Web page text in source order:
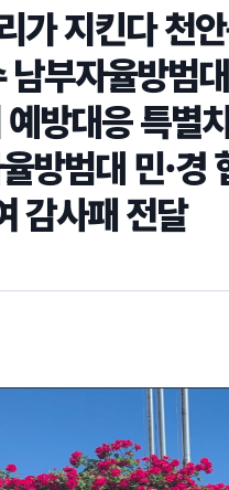
가 지킨다 천
남부자율방범
방대응 특별
방범대 민·경
감사패 전달